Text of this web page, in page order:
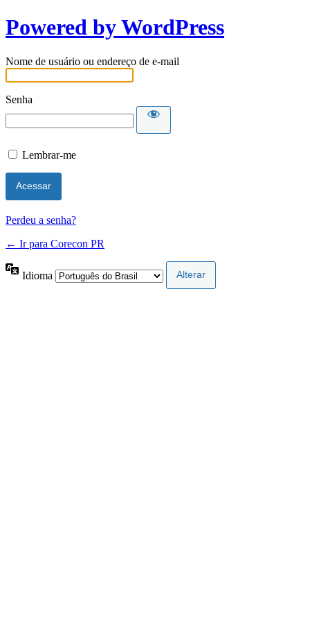
Powered by WordPress
Nome de usuário ou endereço de e-mail
Senha
Lembrar-me
Perdeu a senha?
← Ir para Corecon PR
Idioma